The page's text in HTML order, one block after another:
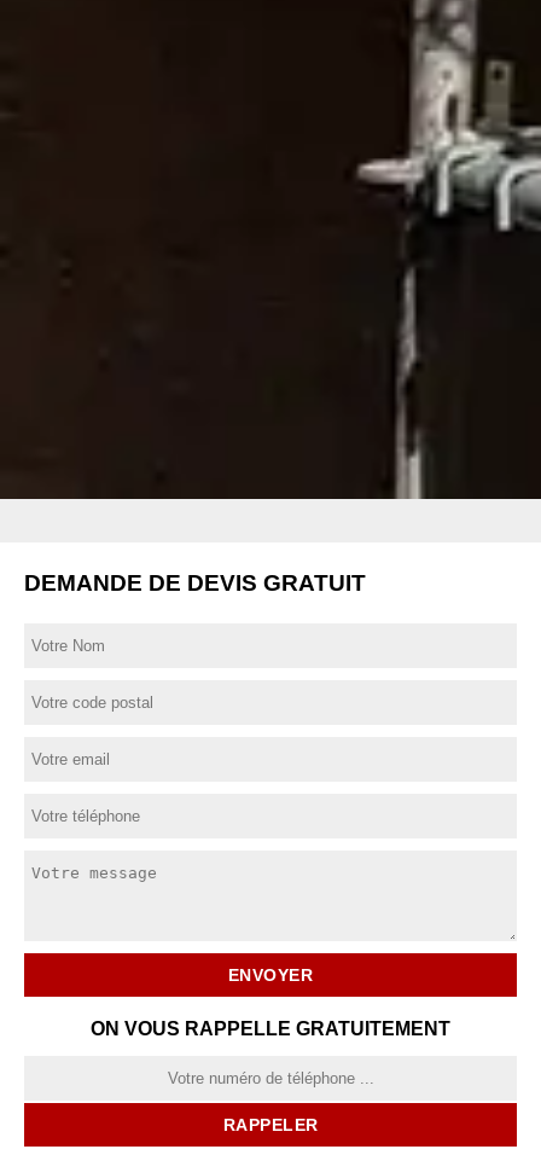
DEMANDE DE DEVIS GRATUIT
ON VOUS RAPPELLE GRATUITEMENT